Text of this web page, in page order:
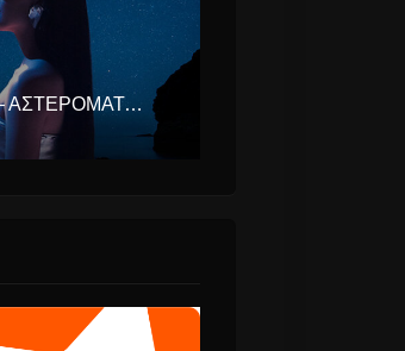
ΚΛΑΥΔΊΑ – ΑΣΤΕΡΟΜΆΤΑ (EUROVISION ΕΛΛΆΔΑ 2025)